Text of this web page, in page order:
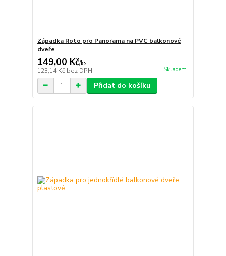
Západka Roto pro Panorama na PVC balkonové
dveře
149,00 Kč/ks
123,14 Kč bez DPH Skladem
Přidat do košíku